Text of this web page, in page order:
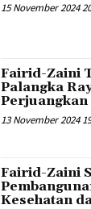
15 November 2024
Fairid-Zaini
Palangka
13 November 2024
Fairid-Zaini
Kesehatan